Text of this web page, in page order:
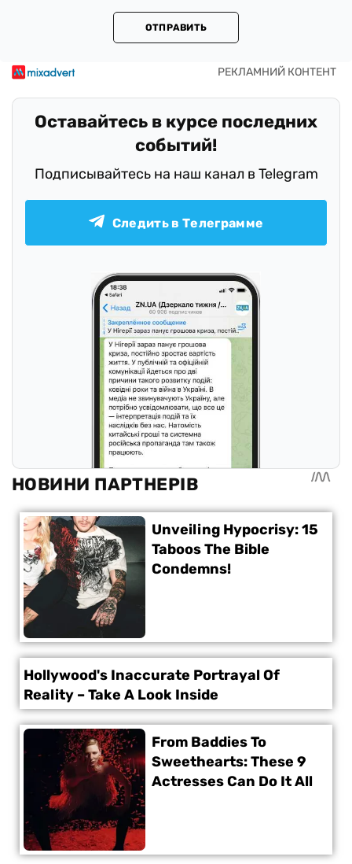
ОТПРАВИТЬ
Оставайтесь в курсе последних
событий!
Подписывайтесь на наш канал в Telegram
Следить в Телеграмме